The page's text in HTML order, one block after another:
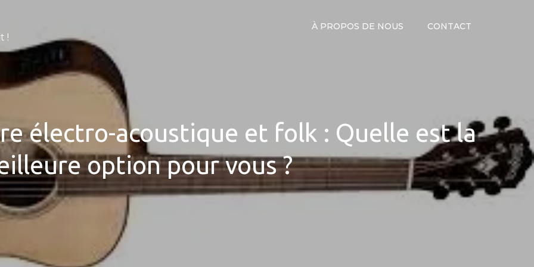
!
À PROPOS DE NOUS CONTACT
électro-acoustique et folk : Quelle est la
option pour vous ?